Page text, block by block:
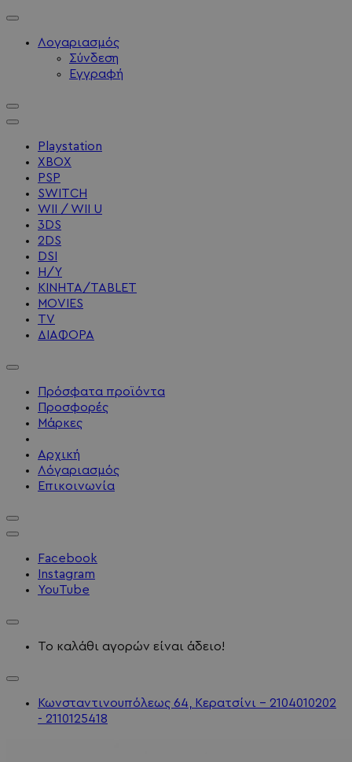
Λογαριασμός
Σύνδεση
Εγγραφή
Playstation
XBOX
PSP
SWITCH
WII / WII U
3DS
2DS
DSI
Η/Υ
ΚΙΝΗΤΑ/TABLET
MOVIES
TV
ΔΙΑΦΟΡΑ
Πρόσφατα προϊόντα
Προσφορές
Μάρκες
Αρχική
Λόγαριασμός
Επικοινωνία
Facebook
Instagram
YouTube
Το καλάθι αγορών είναι άδειο!
Κωνσταντινουπόλεως 64, Κερατσίνι - 2104010202
- 2110125418